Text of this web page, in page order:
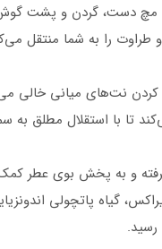
مچ دست، گردن و پشت
را به شما منتقل
نت‌های میانی خالی
تا با استقلال مطلق
و به پخش بوی عطر کمک
گیاه پاتچولی
رسید.